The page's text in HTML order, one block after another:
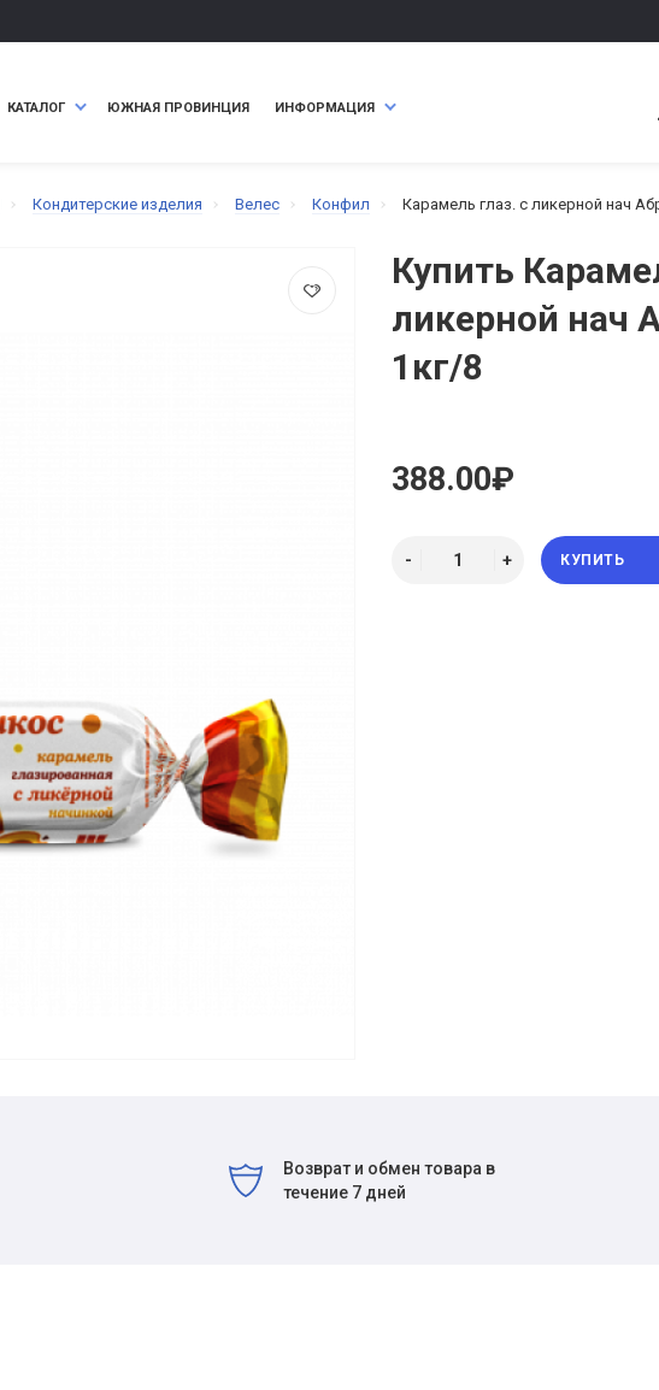
КАТАЛОГ ЮЖНАЯ ПРОВИНЦИЯ ИНФОРМАЦИЯ
Кондитерские изделия Велес Конфил Карамель глаз. с ликерной нач
Купить
ликерной нач
1кг/8
388.00₽
КУПИТЬ
Возврат и обмен товара в
течение 7 дней